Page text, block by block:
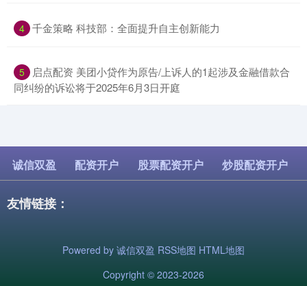
4 ​千金策略 科技部：全面提升自主创新能力
5
​启点配资 美团小贷作为原告/上诉人的1起涉及金融借款合
同纠纷的诉讼将于2025年6月3日开庭
诚信双盈 配资开户 股票配资开户 炒股配资开户
友情链接：
Powered by 诚信双盈 RSS地图 HTML地图
Copyright © 2023-2026